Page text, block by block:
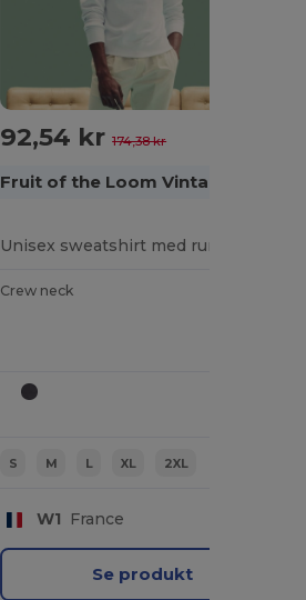
92,54 kr174,38 kr
Crew neck
S M L XL 2XL
W1 France
Se produkt